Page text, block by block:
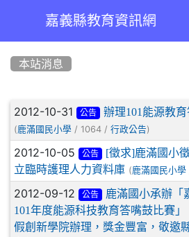
嘉義縣教育資訊網
本站消息
文章列表
2012-10-31 公告 辦理101能源教
(鹿滿國民小學 / 1064 / 行政公告)
2012-10-05 公告
[徵求]鹿滿國小
立臨時護理人力資料庫 (鹿滿國民小學
2012-09-12 公告
鹿滿國小承辦「
101年度能源科技教育答嘴鼓比賽」
假創新學院辦理，獎金豐富，敬邀